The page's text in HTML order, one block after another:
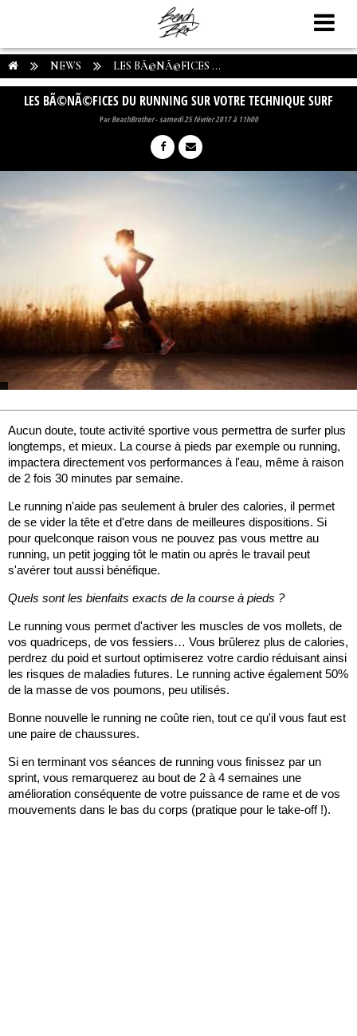
NEWS LES BÃ©NÃ©FICES ...
LES BÃ©NÃ©FICES DU RUNNING SUR VOTRE TECHNIQUE SURF
ParBeachBrother-samedi 25 février 2017 à 11h00
Aucun doute, toute activité sportive vous permettra de surfer plus
longtemps, et mieux. La course à pieds par exemple ou running,
impactera directement vos performances à l'eau, même à raison
de 2 fois 30 minutes par semaine.
Le running n'aide pas seulement à bruler des calories, il permet
de se vider la tête et d'etre dans de meilleures dispositions. Si
pour quelconque raison vous ne pouvez pas vous mettre au
running, un petit jogging tôt le matin ou après le travail peut
s'avérer tout aussi bénéfique.
Quels sont les bienfaits exacts de la course à pieds ?
Le running vous permet d'activer les muscles de vos mollets, de
vos quadriceps, de vos fessiers… Vous brûlerez plus de calories,
perdrez du poid et surtout optimiserez votre cardio réduisant ainsi
les risques de maladies futures. Le running active également 50%
de la masse de vos poumons, peu utilisés.
Bonne nouvelle le running ne coûte rien, tout ce qu'il vous faut est
une paire de chaussures.
Si en terminant vos séances de running vous finissez par un
sprint, vous remarquerez au bout de 2 à 4 semaines une
amélioration conséquente de votre puissance de rame et de vos
mouvements dans le bas du corps (pratique pour le take-off !).